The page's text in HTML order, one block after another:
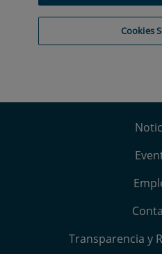
Transparencia y